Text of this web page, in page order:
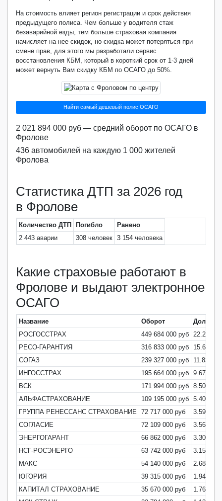
На стоимость влияет регион регистрации и срок действия
предыдущего полиса. Чем больше у водителя стаж
безаварийной езды, тем больше страховая компания
начисляет на нее скидок, но скидка может потеряться при
смене прав, для этого мы разработали сервис
восстановления КБМ, который в короткий срок от 1-3 дней
может вернуть Вам скидку КБМ по ОСАГО до 50%.
Найти самый дешевый полис ОСАГО
2 021 894 000 руб — средний оборот по ОСАГО в
Фролове
436 автомобилей на каждую 1 000 жителей
Фролова
Статистика ДТП за 2026 год
в Фролове
Количество ДТП Погибло
Ранено
2 443 аварии
308 человек 3 154 человека
Какие страховые работают в
Фролове и выдают электронное
ОСАГО
Название Оборот
Доля
РОСГОССТРАХ
449 684 000 руб
22.22%
РЕСО-ГАРАНТИЯ
316 833 000 руб
15.66%
СОГАЗ
239 327 000 руб
11.83%
ИНГОССТРАХ
195 664 000 руб
9.67%
ВСК
171 994 000 руб
8.50%
АЛЬФАСТРАХОВАНИЕ
109 195 000 руб
5.40%
ГРУППА РЕНЕССАНС СТРАХОВАНИЕ
72 717 000 руб
3.59%
СОГЛАСИЕ
72 109 000 руб
3.56%
ЭНЕРГОГАРАНТ
66 862 000 руб
3.30%
НСГ-РОСЭНЕРГО
63 742 000 руб
3.15%
МАКС
54 140 000 руб
2.68%
ЮГОРИЯ
39 315 000 руб
1.94%
КАПИТАЛ СТРАХОВАНИЕ
35 670 000 руб
1.76%